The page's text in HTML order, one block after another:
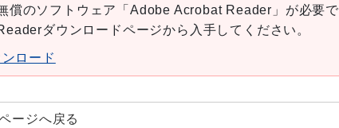
償のソフトウェア「Adobe Acrobat Reader」が必要で
ダウンロードページから入手してください。
ロード
ージへ戻る